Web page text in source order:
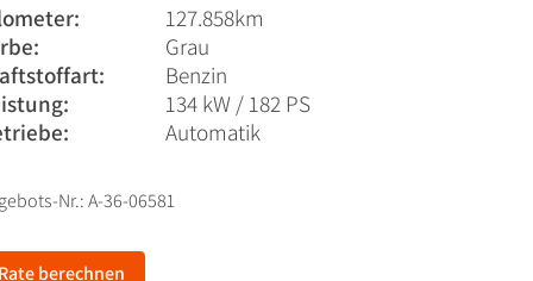
127.858km
Grau
Benzin
134 kW / 182 PS
Automatik
Nr.: A-36-06581
Rate berechnen